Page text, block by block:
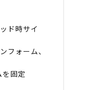
ド時サイ
フォーム、
固定